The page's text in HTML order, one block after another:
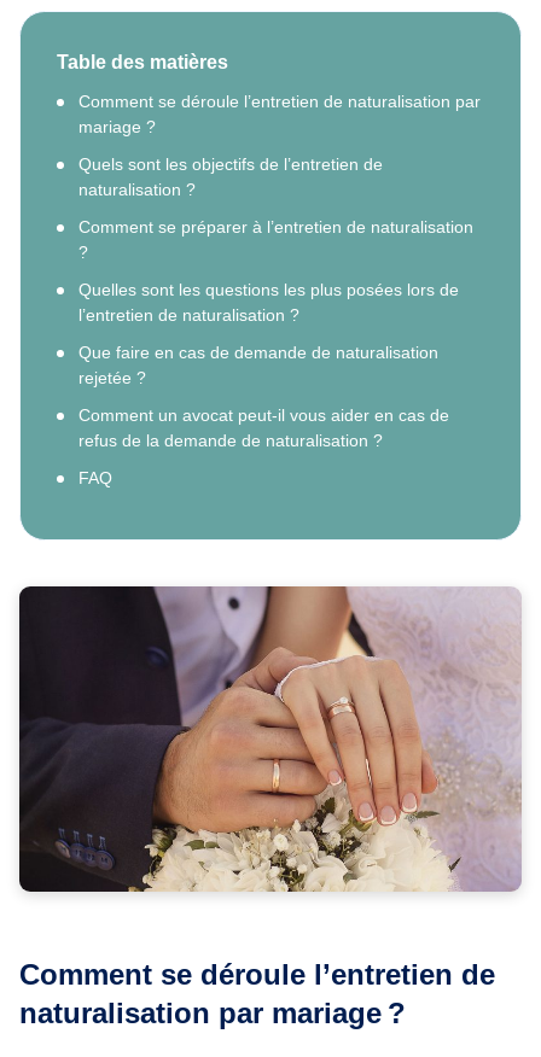
Table des matières
Comment se déroule l’entretien de naturalisation par
mariage ?
Quels sont les objectifs de l’entretien de
naturalisation ?
Comment se préparer à l’entretien de naturalisation
?
Quelles sont les questions les plus posées lors de
l’entretien de naturalisation ?
Que faire en cas de demande de naturalisation
rejetée ?
Comment un avocat peut-il vous aider en cas de
refus de la demande de naturalisation ?
FAQ
Comment se déroule l’entretien de
naturalisation par mariage ?